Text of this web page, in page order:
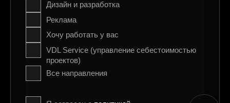
Дизайн и разработка
Реклама
Хочу работать у вас
VDL Service (управление себестоимостью
проектов)
Все направления